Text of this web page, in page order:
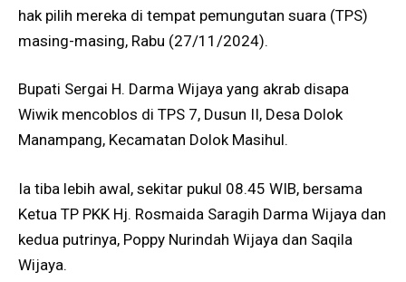
hak pilih mereka di tempat pemungutan suara (TPS)
masing-masing, Rabu (27/11/2024).
Bupati Sergai H. Darma Wijaya yang akrab disapa
Wiwik mencoblos di TPS 7, Dusun II, Desa Dolok
Manampang, Kecamatan Dolok Masihul.
Ia tiba lebih awal, sekitar pukul 08.45 WIB, bersama
Ketua TP PKK Hj. Rosmaida Saragih Darma Wijaya dan
kedua putrinya, Poppy Nurindah Wijaya dan Saqila
Wijaya.